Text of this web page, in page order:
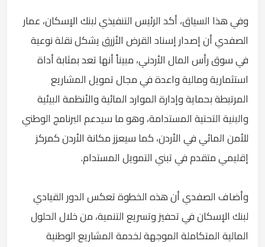
وفي هذا السياق، أكد الرئيس التنفيذي لبنك الإسكان، عمار
الصفدي أن إصدار إسناد القرض الأزرق يشكل نقلة نوعية
في سوق رأس المال الأردني، مبيناً أنها تعد بمثابة أداة
استثمارية ومالية واعدة في مجال تمويل المشاريع
المرتبطة بحماية وإدارة الموارد المائية والأنظمة البيئية
والبنية التحتية المستدامة، وهو ما سيدعم البرنامج الوطني
للأمن المائي في الأردن، كما سيعزز مكانة الأردن كمركز
إقليمي متقدم في تبني التمويل المستدام.
وأضاف الصفدي أن هذه الخطوة تعكس الدور القيادي
لبنك الإسكان في تحفيز وتسريع التنمية، من خلال الحلول
المالية المتكاملة الموجهة لخدمة المشاريع الوطنية